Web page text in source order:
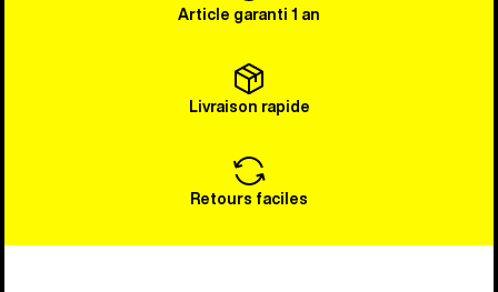
Article garanti 1 an
Livraison rapide
Retours faciles